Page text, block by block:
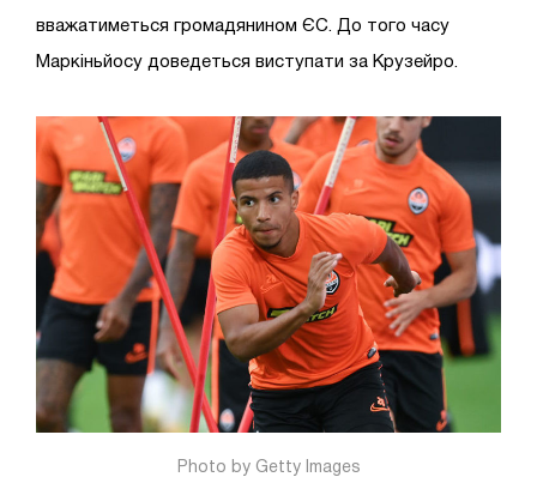
вважатиметься громадянином ЄС. До того часу
Маркіньйосу доведеться виступати за Крузейро.
Photo by Getty Images